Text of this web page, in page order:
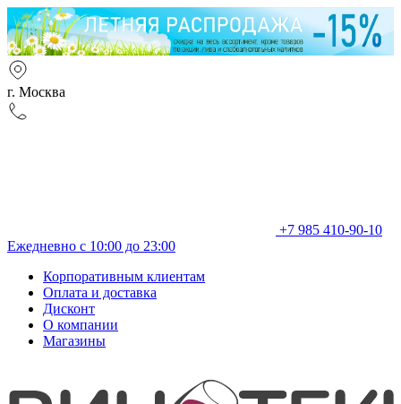
г. Москва
+7 985 410-90-10
Ежедневно с 10:00 до 23:00
Корпоративным клиентам
Оплата и доставка
Дисконт
О компании
Магазины